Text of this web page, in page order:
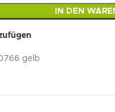
IN DEN
gelb